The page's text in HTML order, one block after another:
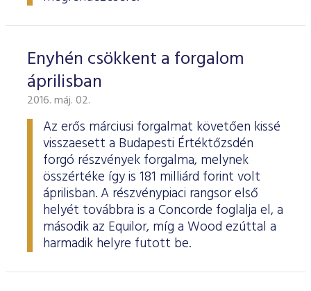
Enyhén csökkent a forgalom
áprilisban
2016. máj. 02.
Az erős márciusi forgalmat követően kissé
visszaesett a Budapesti Értéktőzsdén
forgó részvények forgalma, melynek
összértéke így is 181 milliárd forint volt
áprilisban. A részvénypiaci rangsor első
helyét továbbra is a Concorde foglalja el, a
második az Equilor, míg a Wood ezúttal a
harmadik helyre futott be.